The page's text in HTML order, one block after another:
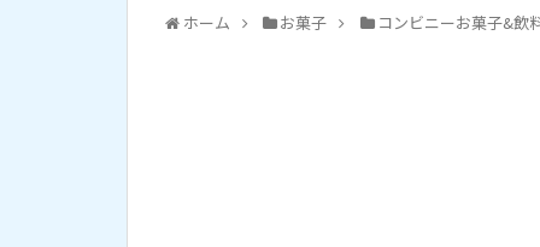
ホーム お菓子 コンビニーお菓子&飲